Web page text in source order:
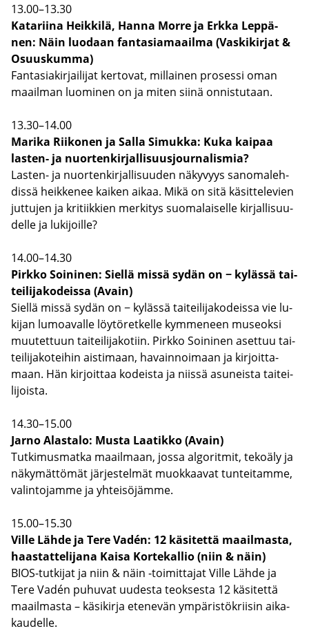
13.00–13.30
Ka­ta­rii­na Heik­ki­lä, Hanna Morre ja Erkka Lep­pä­
nen: Näin luo­daan fan­ta­sia­maa­il­ma (Vas­ki­kir­jat &
Osuus­kum­ma)
Fan­ta­sia­kir­jai­li­jat ker­to­vat, mil­lai­nen pro­ses­si oman
maa­il­man luo­mi­nen on ja miten siinä on­nis­tu­taan.
13.30–14.00
Ma­ri­ka Rii­ko­nen ja Salla Si­muk­ka: Kuka kai­paa
lasten-​ ja nuor­ten­kir­jal­li­suus­jour­na­lis­mia?
Lasten-​ ja nuor­ten­kir­jal­li­suu­den nä­ky­vyys sa­no­ma­leh­
dis­sä heik­ke­nee kai­ken aikaa. Mikä on sitä kä­sit­te­le­vien
jut­tu­jen ja kri­tiik­kien mer­ki­tys suo­ma­lai­sel­le kir­jal­li­suu­
del­le ja lu­ki­joil­le?
14.00–14.30
Pirk­ko Soi­ni­nen: Siel­lä missä sydän on − ky­läs­sä tai­
tei­li­ja­ko­deis­sa (Avain)
Siel­lä missä sydän on − ky­läs­sä tai­tei­li­ja­ko­deis­sa vie lu­
ki­jan lu­moa­val­le löy­tö­ret­kel­le kym­me­neen museok­si
muu­tet­tuun tai­tei­li­ja­ko­tiin. Pirk­ko Soi­ni­nen aset­tuu tai­
tei­li­ja­ko­tei­hin ais­ti­maan, ha­vain­noi­maan ja kir­joit­ta­
maan. Hän kir­joit­taa ko­deis­ta ja niis­sä asu­neis­ta tai­tei­
li­jois­ta.
14.30–15.00
Jarno Alas­ta­lo: Musta Laa­tik­ko (Avain)
Tut­ki­mus­mat­ka maa­il­maan, jossa al­go­rit­mit, te­ko­ä­ly ja
nä­ky­mät­tö­mät jär­jes­tel­mät muok­kaa­vat tun­tei­tam­me,
va­lin­to­jam­me ja yh­tei­sö­jäm­me.
15.00–15.30
Ville Lähde ja Tere Vadén: 12 kä­si­tet­tä maa­il­mas­ta,
haas­tat­te­li­ja­na Kaisa Kor­te­kal­lio (niin & näin)
BIOS-​tutkijat ja niin & näin -​toimittajat Ville Lähde ja
Tere Vadén pu­hu­vat uu­des­ta teok­ses­ta 12 kä­si­tet­tä
maa­il­mas­ta – kä­si­kir­ja ete­ne­vän ym­pä­ris­tö­krii­sin ai­ka­
kau­del­le.